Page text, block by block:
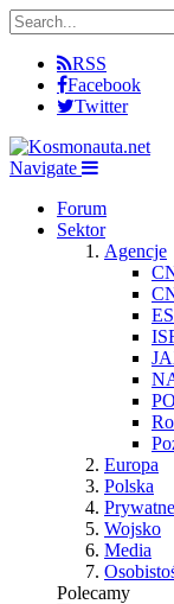
RSS
Facebook
Twitter
Navigate
Forum
Sektor
Agencje
Europa
Polska
Prywatne
Wojsko
Media
Polecamy